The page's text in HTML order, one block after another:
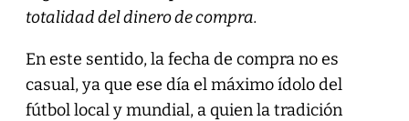
totalidad del dinero de compra.
En este sentido, la fecha de compra no es
casual, ya que ese día el máximo ídolo del
fútbol local y mundial, a quien la tradición